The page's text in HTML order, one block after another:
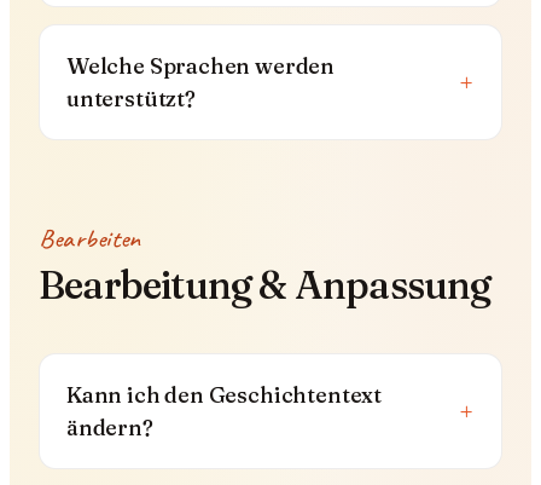
Welche Sprachen werden
unterstützt?
+
Bearbeiten
Bearbeitung & Anpassung
Kann ich den Geschichtentext
ändern?
+